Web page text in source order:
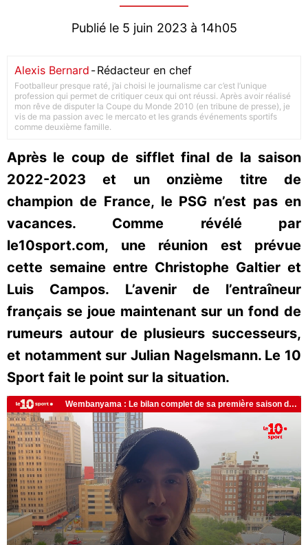
Publié le 5 juin 2023 à 14h05
Alexis Bernard -Rédacteur en chef
Footballeur presque raté, j’ai choisi le journalisme car c’est l’unique
profession qui permet de critiquer ceux qui ont réussi. Après avoir réalisé
mon rêve de disputer la Coupe du Monde 2010 (en tribune de presse), je
vis de ma passion avec le mercato et les grands événements sportifs
comme deuxième famille.
Après le coup de sifflet final de la saison
2022-2023 et un onzième titre de
champion de France, le PSG n’est pas en
vacances. Comme révélé par
le10sport.com, une réunion est prévue
cette semaine entre Christophe Galtier et
Luis Campos. L’avenir de l’entraîneur
français se joue maintenant sur un fond de
rumeurs autour de plusieurs successeurs,
et notamment sur Julian Nagelsmann. Le 10
Sport fait le point sur la situation.